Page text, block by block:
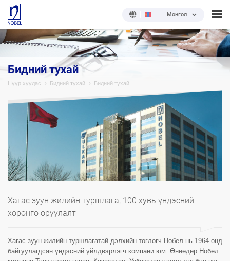
Монгол
Бидний тухай
Нүүр хуудас Бидний тухай Бидний тухай
Хагас зуун жилийн туршлага, 100 хувь үндэсний
хөрөнгө оруулалт
Хагас зуун жилийн туршлагатай дэлхийн тоглогч Нобел нь 1964 онд
байгуулагдсан үндэсний үйлдвэрлэгч компани юм. Өнөөдөр Нобел